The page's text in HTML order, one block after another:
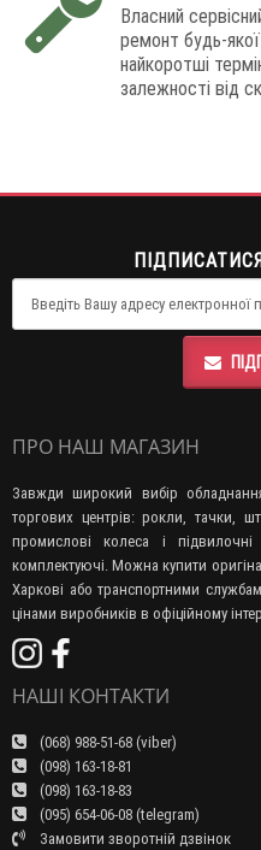
Власний
ремонт будь-
найкоротші
залежності від
ПРО НАШ МАГАЗИН
Завжди широкий вибір
торгових центрів: рокли, тачки,
промислові колеса і
комплектуючі. Можна купити
Харкові або транспортними
цінами виробників в офіційному
НАШІ КОНТАКТИ
(068) 988-51-68 (viber)
(098) 163-18-81
(098) 163-18-83
(095) 654-06-08 (telegram)
Замовити зворотній дзвінок